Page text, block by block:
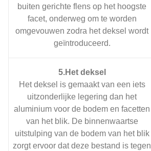
buiten gerichte flens op het hoogste
facet, onderweg om te worden
omgevouwen zodra het deksel wordt
geïntroduceerd.
5.Het deksel
Het deksel is gemaakt van een iets
uitzonderlijke legering dan het
aluminium voor de bodem en facetten
van het blik. De binnenwaartse
uitstulping van de bodem van het blik
zorgt ervoor dat deze bestand is tegen